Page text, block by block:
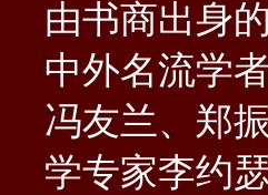
由书商出身
中外名流学
冯友兰、郑
学专家李约